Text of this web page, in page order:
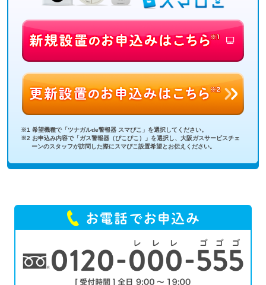
※1 希望機種で「ツナガルde警報器 スマぴこ」を選択してください。
※2 お申込み内容で「ガス警報器（ぴこぴこ）」を選択し、大阪ガスサービスチェ
ーンのスタッフが訪問した際にスマぴこ設置希望とお伝えください。